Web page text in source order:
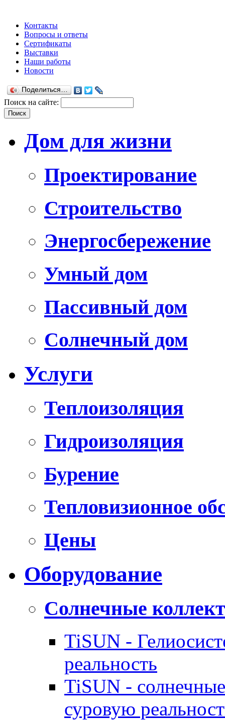
Контакты
Вопросы и ответы
Сертификаты
Выставки
Наши работы
Новости
Поделиться…
Поиск на сайте:
Дом для жизни
Проектирование
Строительство
Энергосбережение
Умный дом
Пассивный дом
Солнечный дом
Услуги
Теплоизоляция
Гидроизоляция
Бурение
Тепловизионное
Цены
Оборудование
Солнечные
TiSUN -
реальность
TiSUN -
суровую